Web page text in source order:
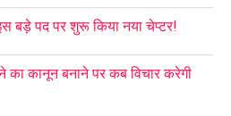
बड़े पद पर शुरू किया नया चेप्टर!
का कानून बनाने पर कब विचार करेगी